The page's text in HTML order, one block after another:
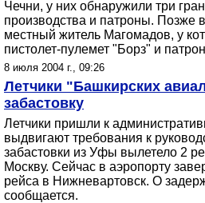
Чечни, у них обнаружили три
производства и патроны. Позже
местный житель Магомадов, у
пистолет-пулемет "Борз" и
8 июля 2004 г., 09:26
Летчики "Башкирских
забастовку
Летчики пришли к
выдвигают требования к
забастовки из Уфы вылетело 2
Москву. Сейчас в аэропорту
рейса в Нижневартовск. О
сообщается.